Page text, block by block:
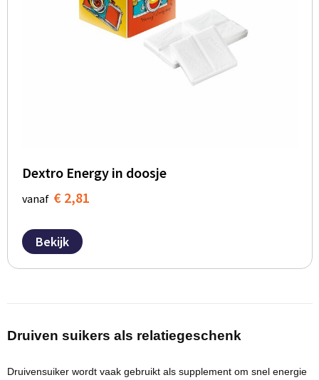
Dextro Energy in doosje
vanaf € 2,81
Bekijk
Druiven suikers als relatiegeschenk
Druivensuiker wordt vaak gebruikt als supplement om snel energie